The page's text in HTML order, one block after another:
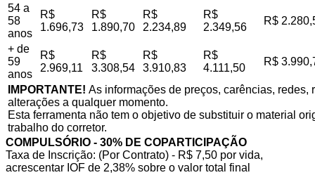
54 a
58
anos
R$
1.696,73
R$
1.890,70
R$
2.234,89
R$
2.349,56
R$
+ de
59
anos
R$
2.969,11
R$
3.308,54
R$
3.910,83
R$
4.111,50
R$
IMPORTANTE! As informações de preços, carências,
alterações a qualquer momento.
Esta ferramenta não tem o objetivo de substituir o material
trabalho do corretor.
COMPULSÓRIO - 30% DE COPARTICIPAÇÃO
Taxa de Inscrição: (Por Contrato) - R$ 7,50 por vida,
acrescentar IOF de 2,38% sobre o valor total final